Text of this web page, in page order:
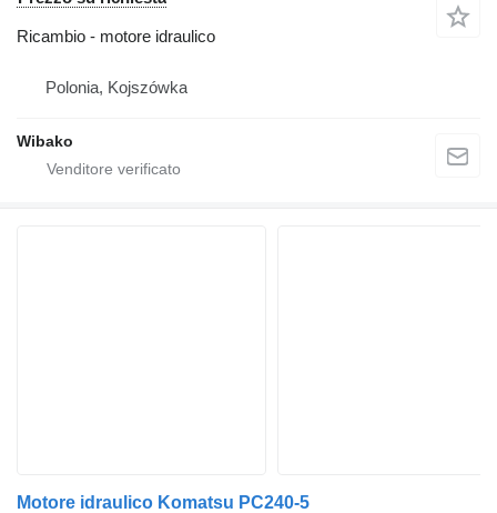
Ricambio - motore idraulico
Polonia, Kojszówka
Wibako
Motore idraulico Komatsu PC240-5